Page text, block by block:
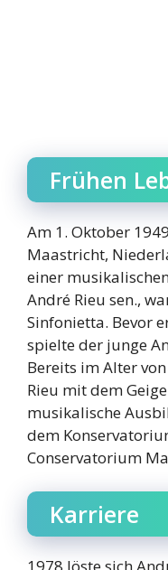
Frühen
Am 1. Oktober
Maastricht,
einer
André Rieu sen.,
Sinfonietta. Bevor
spielte der junge
Bereits im Alter
Rieu mit dem
musikalische
dem
Conservatorium
Karriere